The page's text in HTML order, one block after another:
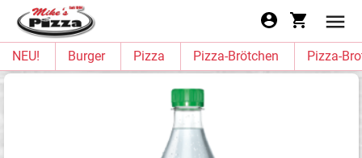
NEU! Burger Pizza Pizza-Brötchen Pizza-